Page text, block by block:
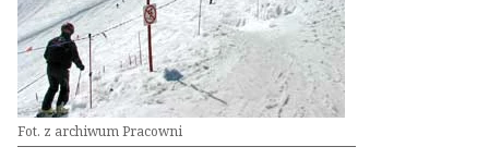
Fot. z archiwum Pracowni